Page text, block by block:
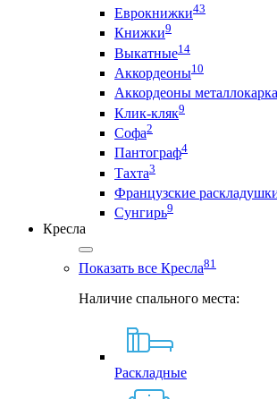
Еврокнижки43
Книжки9
Выкатные14
Аккордеоны10
Аккордеоны
Клик-кляк9
Софа2
Пантограф4
Тахта3
Французские
Сунгирь9
Кресла
Показать все Кресла81
Наличие спального места:
Раскладные